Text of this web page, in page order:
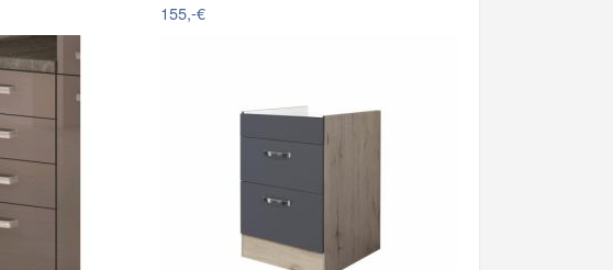
155,-€